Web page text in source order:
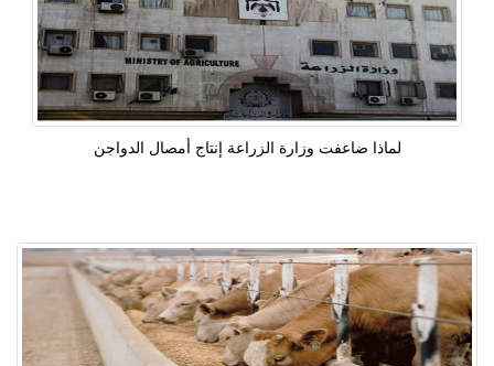
لماذا ضاعفت وزارة الزراعة إنتاج أمصال الدواجن